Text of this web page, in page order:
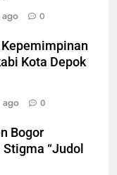
0
Kota Depok
ago 0
Bogor
“Judol